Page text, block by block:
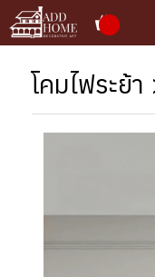
โคมไฟระย้า